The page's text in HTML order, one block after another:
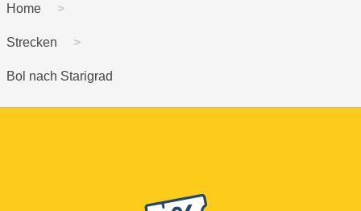
Home
Strecken
Bol nach Starigrad